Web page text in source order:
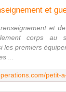
et
corps au
les premiers
...